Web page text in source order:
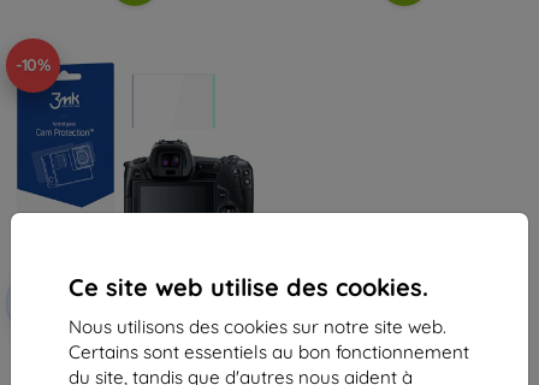
Ce site web utilise des cookies.
Nous utilisons des cookies sur notre site web.
Certains sont essentiels au bon fonctionnement
du site, tandis que d'autres nous aident à
-10%
Réduction
avec
coupon
EXTRA10
3MK CamProtect verre trempé
protecteur pour Canon EOS R